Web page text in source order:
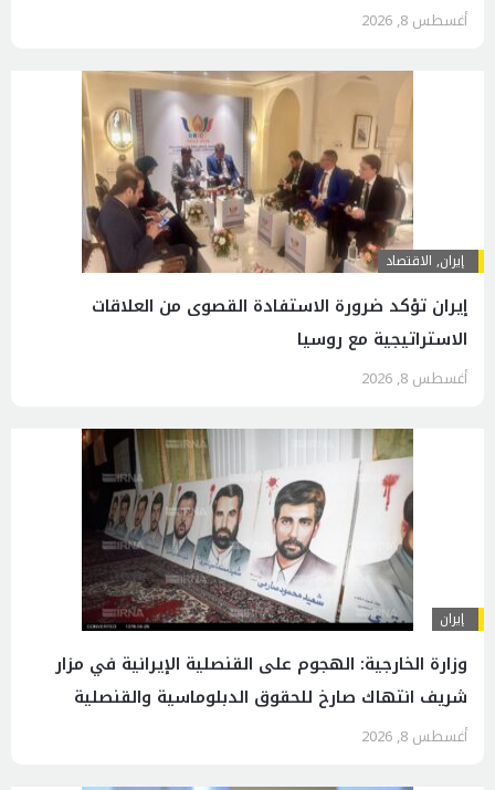
أغسطس 8, 2026
إيران, الاقتصاد
إيران تؤكد ضرورة الاستفادة القصوى من العلاقات
الاستراتيجية مع روسيا
أغسطس 8, 2026
إيران
وزارة الخارجية: الهجوم على القنصلية الإيرانية في مزار
شريف انتهاك صارخ للحقوق الدبلوماسية والقنصلية
أغسطس 8, 2026